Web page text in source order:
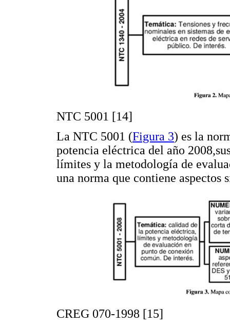
NTC 5001 [14]
La NTC 5001 (Figura 3) es la
potencia eléctrica del año
límites y la metodología de
una norma que contiene
CREG 070-1998 [15]